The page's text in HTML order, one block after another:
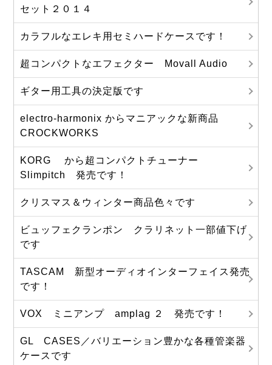
セット２０１４
カラフルなエレキ用セミハードケースです！
超コンパクトなエフェクター Movall Audio
ギター用工具の決定版です
electro-harmonix からマニアックな新商品
CROCKWORKS
KORG から超コンパクトチューナー
Slimpitch 発売です！
クリスマス＆ウィンター商品色々です
ビュッフェクランポン クラリネット一部値下げ
です
TASCAM 新型オーディオインターフェイス発売
です！
VOX ミニアンプ amplag ２ 発売です！
GL CASES／バリエーション豊かな各種管楽器
ケースです